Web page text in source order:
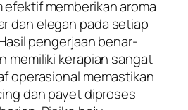
efektif memberikan aroma
dan elegan pada setiap
pengerjaan benar-
memiliki kerapian sangat
operasional memastikan
dan payet diproses